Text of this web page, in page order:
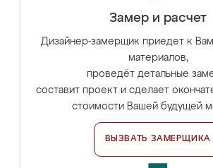
Замер и расчет
Дизайнер-замерщик приедет к
материалов,
проведёт детальные
составит проект и сделает
стоимости Вашей будущей
ВЫЗВАТЬ ЗАМЕРЩИКА